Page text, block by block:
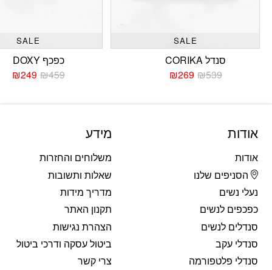
SALE
סנדל CORIKA
₪539
המחיר
₪269המחיר
SALE
כפכף DOXY
₪459
₪249
אודות
אודות
הסניפים שלנו
נעלי נשים
כפכפים לנשים
סנדלים לנשים
סנדלי עקב
סנדלי פלטפורמה
מידע
משלוחים והחזרות
שאלות ותשובות
מדריך מידות
תקנון האתר
הצהרת נגישות
ביטול עסקה ודרכי ביטול
צרי קשר